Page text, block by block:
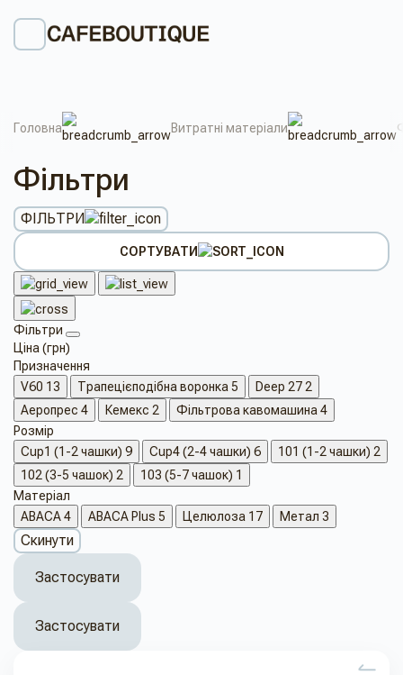
Головна Витратні матеріали
Фільтри
ФІЛЬТРИ
СОРТУВАТИ
Фільтри
Ціна (грн)
Призначення
V60 13 Трапецієподібна воронка 5 Deep 27 2
Аеропрес 4 Кемекс 2 Фільтрова кавомашина 4
Розмір
Cup1 (1-2 чашки) 9 Cup4 (2-4 чашки) 6 101 (1-2 чашки) 2
102 (3-5 чашок) 2 103 (5-7 чашок) 1
Матеріал
ABACA4 ABACA Plus 5 Целюлоза 17 Метал 3
Скинути
Застосувати
Застосувати